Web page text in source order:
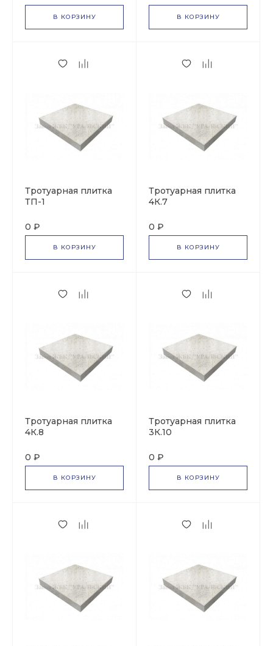
В КОРЗИНУ В КОРЗИНУ
Тротуарная плитка
ТП-1
0 ₽
В КОРЗИНУ
Тротуарная плитка
4К.7
0 ₽
В КОРЗИНУ
Тротуарная плитка
4К.8
0 ₽
В КОРЗИНУ
Тротуарная плитка
3К.10
0 ₽
В КОРЗИНУ